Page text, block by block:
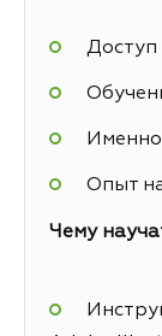
Доступ
Опыт
Чему